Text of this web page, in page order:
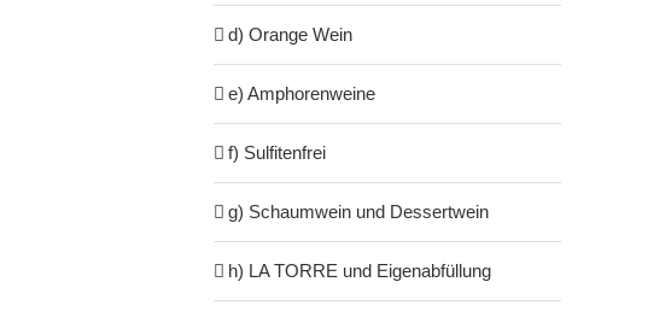
d) Orange Wein
e) Amphorenweine
f) Sulfitenfrei
g) Schaumwein und Dessertwein
h) LA TORRE und Eigenabfüllung